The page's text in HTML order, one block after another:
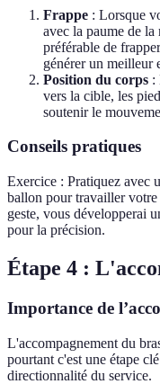
Frappe : Lorsque
avec la paume de
préférable de
générer un meilleur
Position du corps :
vers la cible, les
soutenir le
Conseils pratiques
Exercice : Pratiquez avec
ballon pour travailler
geste, vous développerai
pour la précision.
Étape 4 :
Importance de
L'accompagnement du
pourtant c'est une étape
directionnalité du service.